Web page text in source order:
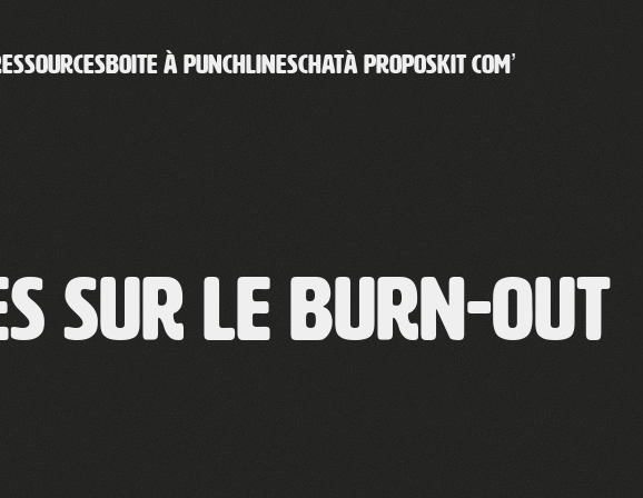
BOITE À PUNCHLINESCHATÀ PROPOSKIT COM’
sur le burn-out